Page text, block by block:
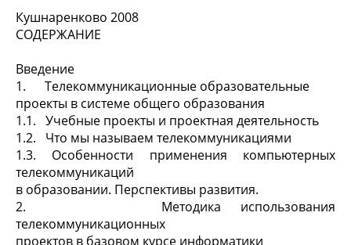
Кушнаренково 2008
СОДЕРЖАНИЕ
Введение
1. Телекоммуникационные образовательные
проекты в системе общего образования
1.1. Учебные проекты и проектная деятельность
1.2. Что мы называем телекоммуникациями
1.3. Особенности применения компьютерных
телекоммуникаций
в образовании. Перспективы развития.
2. Методика использования
телекоммуникационных
проектов в базовом курсе информатики